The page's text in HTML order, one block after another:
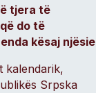
tjera të
do të
kësaj njësie
kalendarik,
Srpska